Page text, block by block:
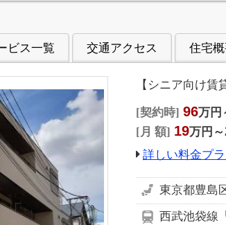
ビス一覧 交通アクセス 住宅
【シニア向け賃
契約時 96万円
月 額
19万円～
詳しい料金プラ
東京都豊島
西武池袋線